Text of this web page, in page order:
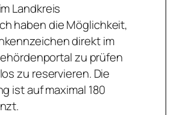
Landkreis
haben die Möglichkeit,
direkt im
zu prüfen
zu reservieren. Die
ist auf maximal 180